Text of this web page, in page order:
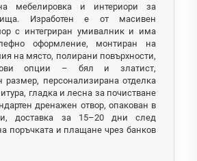
мебелировка и интериори за
Изработен е от масивен
с интегриран умивалник и има
оформление, монтиран на
на място, полирани повърхности,
опции – бял и златист,
размер, персонализирана отделка
гладка и лесна за почистване
дренажен отвор, опакован в
доставка за 15–20 дни след
поръчката и плащане чрез банков